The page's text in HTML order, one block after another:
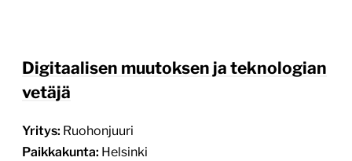
Digitaalisen muutoksen ja teknologian
vetäjä
Yritys: Ruohonjuuri
Paikkakunta: Helsinki